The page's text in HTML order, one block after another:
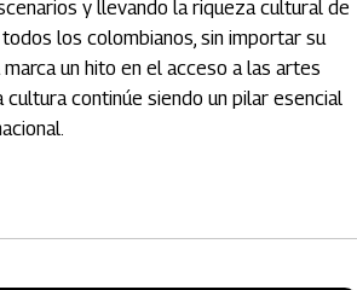
y llevando la riqueza cultural de
los colombianos, sin importar su
marca un hito en el acceso a las artes
cultura continúe siendo un pilar esencial